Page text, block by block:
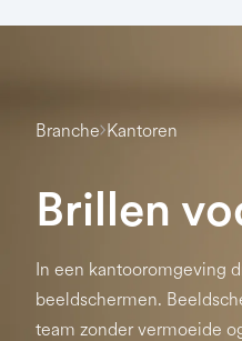
Branche Kantoren
Brillen
In een kantooromgeving
beeldschermen.
team zonder vermoeide